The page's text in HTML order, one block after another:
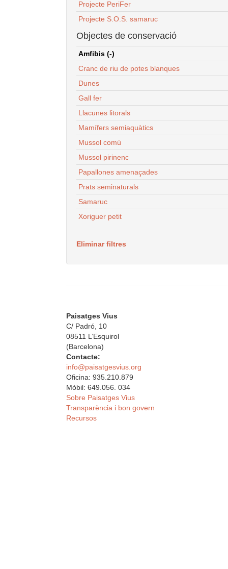
Projecte PeriFer
Projecte S.O.S. samaruc
Objectes de conservació
Amfibis (-)
Cranc de riu de potes blanques
Dunes
Gall fer
Llacunes litorals
Mamífers semiaquàtics
Mussol comú
Mussol pirinenc
Papallones amenaçades
Prats seminaturals
Samaruc
Xoriguer petit
Eliminar filtres
Paisatges Vius
C/ Padró, 10
08511 L’Esquirol
(Barcelona)
Contacte:
info@paisatgesvius.org
Oficina: 935.210.879
Mòbil: 649.056. 034
Sobre Paisatges Vius
Transparència i bon govern
Recursos